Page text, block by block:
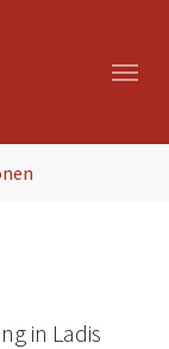
in Ladis